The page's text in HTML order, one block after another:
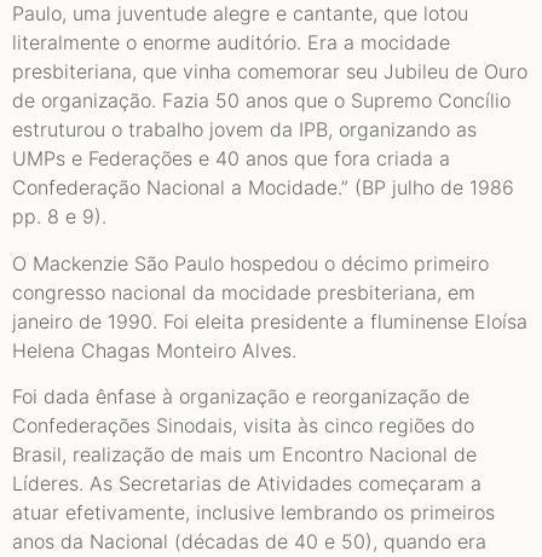
Paulo, uma juventude alegre e cantante, que lotou
literalmente o enorme auditório. Era a mocidade
presbiteriana, que vinha comemorar seu Jubileu de Ouro
de organização. Fazia 50 anos que o Supremo Concílio
estruturou o trabalho jovem da IPB, organizando as
UMPs e Federações e 40 anos que fora criada a
Confederação Nacional a Mocidade.” (BP julho de 1986
pp. 8 e 9).
O Mackenzie São Paulo hospedou o décimo primeiro
congresso nacional da mocidade presbiteriana, em
janeiro de 1990. Foi eleita presidente a fluminense Eloísa
Helena Chagas Monteiro Alves.
Foi dada ênfase à organização e reorganização de
Confederações Sinodais, visita às cinco regiões do
Brasil, realização de mais um Encontro Nacional de
Líderes. As Secretarias de Atividades começaram a
atuar efetivamente, inclusive lembrando os primeiros
anos da Nacional (décadas de 40 e 50), quando era